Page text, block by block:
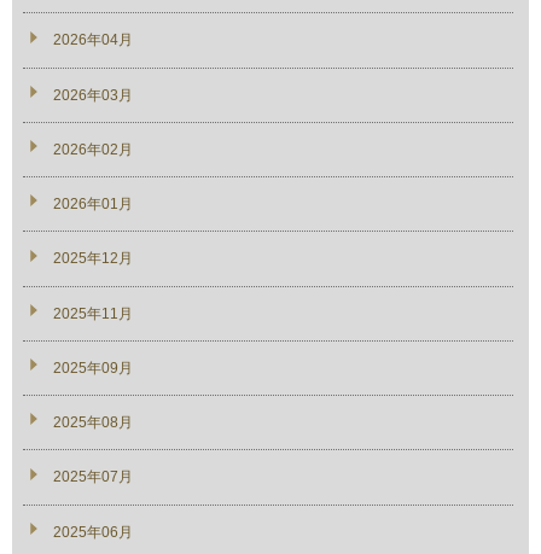
2026年04月
2026年03月
2026年02月
2026年01月
2025年12月
2025年11月
2025年09月
2025年08月
2025年07月
2025年06月